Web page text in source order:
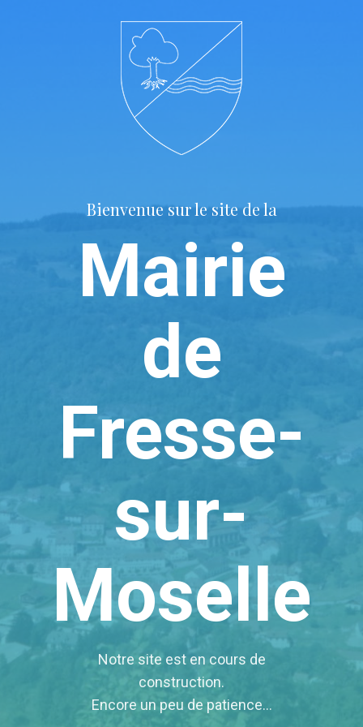
Bienvenue sur le site de la
Mairie
de
Fresse-
sur-
Moselle
Notre site est en cours de
construction.
Encore un peu de patience…